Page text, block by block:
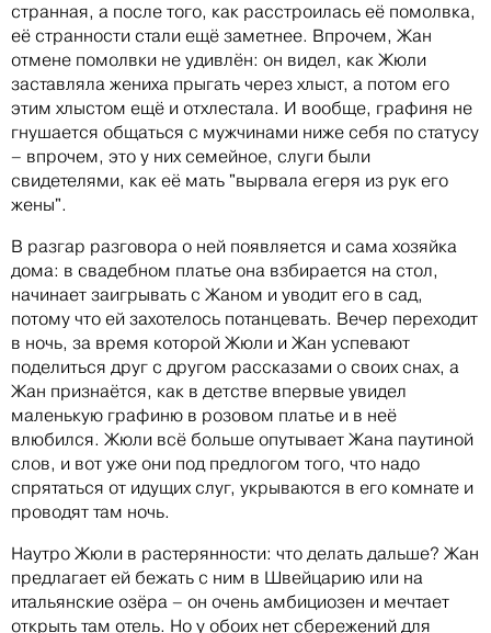
странная, а после того, как расстроилась её помолвка,
её странности стали ещё заметнее. Впрочем, Жан
отмене помолвки не удивлён: он видел, как Жюли
заставляла жениха прыгать через хлыст, а потом его
этим хлыстом ещё и отхлестала. И вообще, графиня не
гнушается общаться с мужчинами ниже себя по статусу
– впрочем, это у них семейное, слуги были
свидетелями, как её мать "вырвала егеря из рук его
жены".
В разгар разговора о ней появляется и сама хозяйка
дома: в свадебном платье она взбирается на стол,
начинает заигрывать с Жаном и уводит его в сад,
потому что ей захотелось потанцевать. Вечер переходит
в ночь, за время которой Жюли и Жан успевают
поделиться друг с другом рассказами о своих снах, а
Жан признаётся, как в детстве впервые увидел
маленькую графиню в розовом платье и в неё
влюбился. Жюли всё больше опутывает Жана паутиной
слов, и вот уже они под предлогом того, что надо
спрятаться от идущих слуг, укрываются в его комнате и
проводят там ночь.
Наутро Жюли в растерянности: что делать дальше? Жан
предлагает ей бежать с ним в Швейцарию или на
итальянские озёра – он очень амбициозен и мечтает
открыть там отель. Но у обоих нет сбережений для